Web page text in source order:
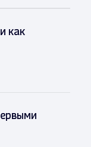
как